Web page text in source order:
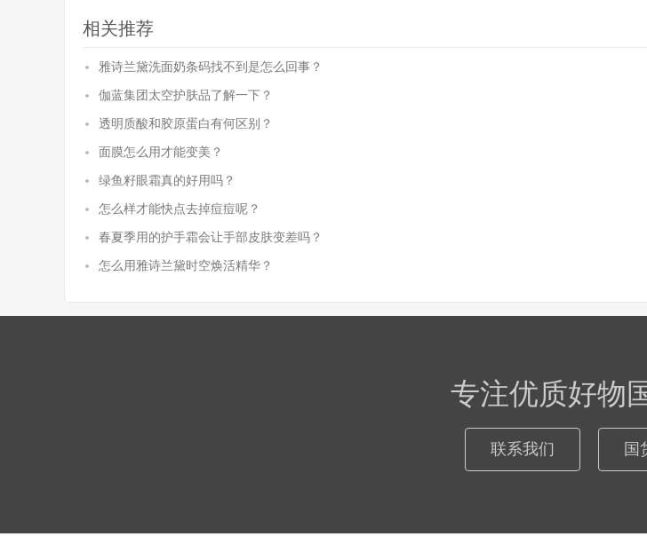
相关推荐
雅诗兰黛洗面奶条码找不到是怎么回事？
伽蓝集团太空护肤品了解一下？
透明质酸和胶原蛋白有何区别？
面膜怎么用才能变美？
绿鱼籽眼霜真的好用吗？
怎么样才能快点去掉痘痘呢？
春夏季用的护手霜会让手部皮肤变差吗？
怎么用雅诗兰黛时空焕活精华？
专注优质好物
联系我们 国